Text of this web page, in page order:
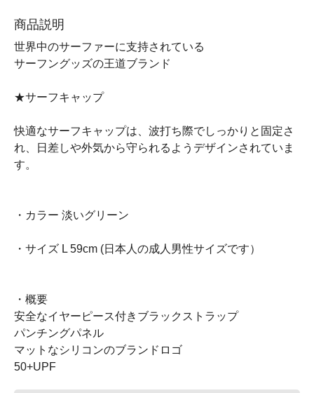
商品説明
世界中のサーファーに支持されている
サーフングッズの王道ブランド
★サーフキャップ
快適なサーフキャップは、波打ち際でしっかりと固定さ
れ、日差しや外気から守られるようデザインされていま
す。
・カラー 淡いグリーン
・サイズ L 59cm (日本人の成人男性サイズです）
・概要
安全なイヤーピース付きブラックストラップ
パンチングパネル
マットなシリコンのブランドロゴ
50+UPF